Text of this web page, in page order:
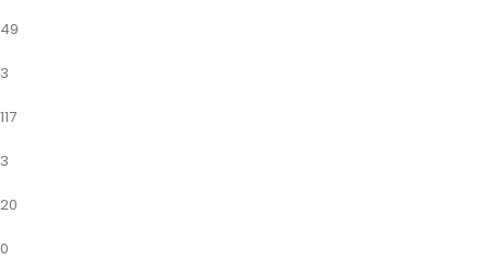
49
3
117
3
20
0